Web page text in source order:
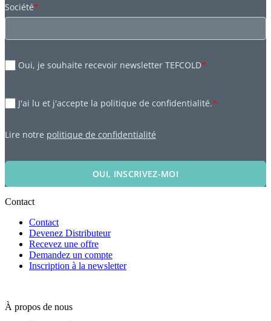
Société*
Oui, je souhaite recevoir newsletter TEFCOLD*
J'ai lu et j'accepte la politique de confidentialité.*
Lire notre politique de confidentialité
OUI, INSCRIVEZ-MOI
Contact
Contact
Devenez Distributeur
Recevez une offre
Demandez un compte
Inscription à la newsletter
À propos de nous